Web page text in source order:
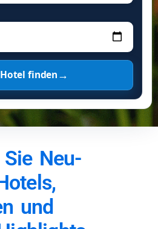
finden→
Neu-
und